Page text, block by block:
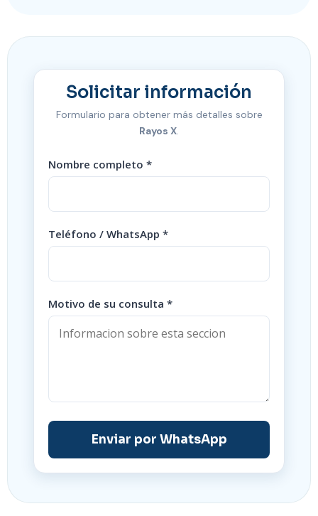
Solicitar información
Formulario para obtener más detalles sobre
Rayos X.
Nombre completo *
Teléfono / WhatsApp *
Motivo de su consulta *
Enviar por WhatsApp